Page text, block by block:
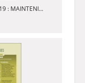
: MAINTENI...